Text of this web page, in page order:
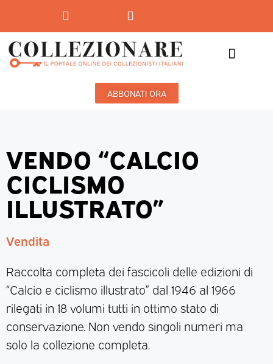
ABBONATI ORA
VENDO “CALCIO
CICLISMO
ILLUSTRATO”
Vendita
Raccolta completa dei fascicoli delle edizioni di
“Calcio e ciclismo illustrato” dal 1946 al 1966
rilegati in 18 volumi tutti in ottimo stato di
conservazione. Non vendo singoli numeri ma
solo la collezione completa.